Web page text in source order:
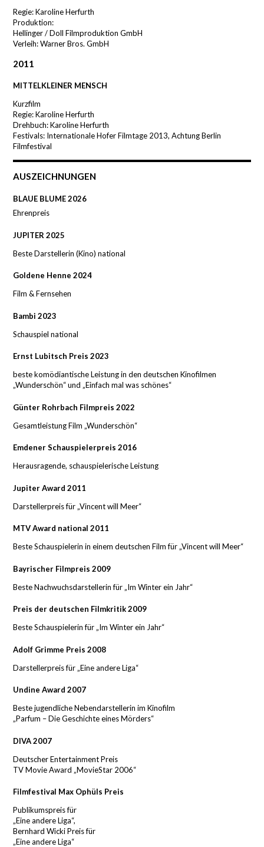
Regie: Karoline Herfurth
Produktion:
Hellinger / Doll Filmproduktion GmbH
Verleih: Warner Bros. GmbH
2011
MITTELKLEINER MENSCH
Kurzfilm
Regie: Karoline Herfurth
Drehbuch: Karoline Herfurth
Festivals: Internationale Hofer Filmtage 2013, Achtung Berlin
Filmfestival
AUSZEICHNUNGEN
BLAUE BLUME 2026
Ehrenpreis
JUPITER 2025
Beste Darstellerin (Kino) national
Goldene Henne 2024
Film & Fernsehen
Bambi 2023
Schauspiel national
Ernst Lubitsch Preis 2023
beste komödiantische Leistung in den deutschen Kinofilmen
„Wunderschön“ und „Einfach mal was schönes“
Günter Rohrbach Filmpreis 2022
Gesamtleistung Film „Wunderschön“
Emdener Schauspielerpreis 2016
Herausragende, schauspielerische Leistung
Jupiter Award 2011
Darstellerpreis für „Vincent will Meer“
MTV Award national 2011
Beste Schauspielerin in einem deutschen Film für „Vincent will Meer“
Bayrischer Filmpreis 2009
Beste Nachwuchsdarstellerin für „Im Winter ein Jahr“
Preis der deutschen Filmkritik 2009
Beste Schauspielerin für „Im Winter ein Jahr“
Adolf Grimme Preis 2008
Darstellerpreis für „Eine andere Liga“
Undine Award 2007
Beste jugendliche Nebendarstellerin im Kinofilm
„Parfum – Die Geschichte eines Mörders“
DIVA 2007
Deutscher Entertainment Preis
TV Movie Award „MovieStar 2006“
Filmfestival Max Ophüls Preis
Publikumspreis für
„Eine andere Liga“,
Bernhard Wicki Preis für
„Eine andere Liga“